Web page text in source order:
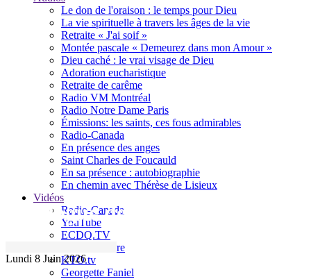
Le don de l'oraison : le temps pour Dieu
La vie spirituelle à travers les âges de la vie
Retraite « J'ai soif »
Montée pascale « Demeurez dans mon Amour »
Dieu caché : le vrai visage de Dieu
Adoration eucharistique
Retraite de carême
Radio VM Montréal
Radio Notre Dame Paris
Émissions: les saints, ces fous admirables
Radio-Canada
En présence des anges
Saint Charles de Foucauld
En sa présence : autobiographie
En chemin avec Thérèse de Lisieux
Vidéos
Radio-Canada
YouTube
ECDQ.TV
Sel et Lumière
KTO.tv
Georgette Faniel
Le blogue de Jacques Gauthier
Lundi 8 Juin 2026